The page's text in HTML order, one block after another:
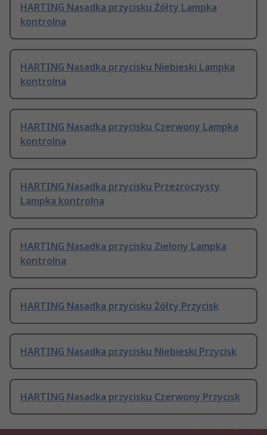
HARTING Nasadka przycisku Żółty Lampka
kontrolna
HARTING Nasadka przycisku Niebieski Lampka
kontrolna
HARTING Nasadka przycisku Czerwony Lampka
kontrolna
HARTING Nasadka przycisku Przezroczysty
Lampka kontrolna
HARTING Nasadka przycisku Zielony Lampka
kontrolna
HARTING Nasadka przycisku Żółty Przycisk
HARTING Nasadka przycisku Niebieski Przycisk
HARTING Nasadka przycisku Czerwony Przycisk